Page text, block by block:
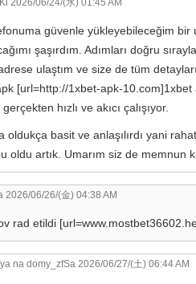
2026/06/24/(水) 01:45 AM
güvenle yükleyebileceğim bir
şaşırdım. Adımları doğru
ulaştım ve size de tüm
[url=http://1xbet-apk-
hızlı ve akıcı çalışıyor.
oldukça basit ve anlaşılırdı yani
oldu artık. Umarım siz de memnun
2026/06/26/(金) 04:38 AM
rad etildi
na domy_zfSa 2026/06/27/(土) 06:44 AM